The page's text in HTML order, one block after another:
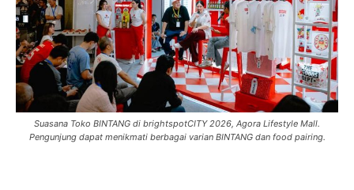
Suasana Toko BINTANG di brightspotCITY 2026, Agora Lifestyle Mall.
Pengunjung dapat menikmati berbagai varian BINTANG dan food pairing.